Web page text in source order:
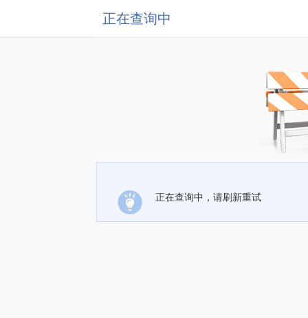
正在查询中
正在查询中，请刷新重试